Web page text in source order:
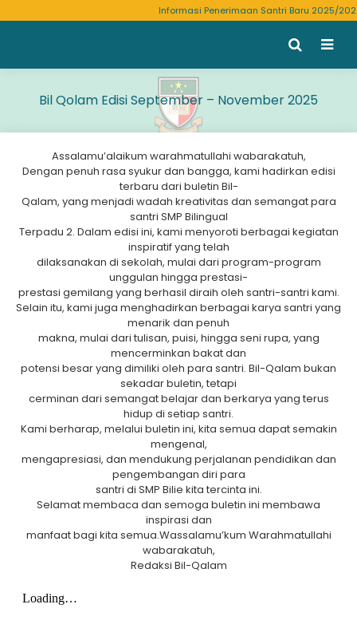
Informasi Penerimaan Santri Baru 2025/
Bil Qolam Edisi September – November 2025
Assalamu’alaikum warahmatullahi wabarakatuh,
Dengan penuh rasa syukur dan bangga, kami hadirkan edisi
terbaru dari buletin Bil-
Qalam, yang menjadi wadah kreativitas dan semangat para
santri SMP Bilingual
Terpadu 2. Dalam edisi ini, kami menyoroti berbagai kegiatan
inspiratif yang telah
dilaksanakan di sekolah, mulai dari program-program
unggulan hingga prestasi-
prestasi gemilang yang berhasil diraih oleh santri-santri kami.
Selain itu, kami juga menghadirkan berbagai karya santri yang
menarik dan penuh
makna, mulai dari tulisan, puisi, hingga seni rupa, yang
mencerminkan bakat dan
potensi besar yang dimiliki oleh para santri. Bil-Qalam bukan
sekadar buletin, tetapi
cerminan dari semangat belajar dan berkarya yang terus
hidup di setiap santri.
Kami berharap, melalui buletin ini, kita semua dapat semakin
mengenal,
mengapresiasi, dan mendukung perjalanan pendidikan dan
pengembangan diri para
santri di SMP Bilie kita tercinta ini.
Selamat membaca dan semoga buletin ini membawa
inspirasi dan
manfaat bagi kita semua.Wassalamu’kum Warahmatullahi
wabarakatuh,
Redaksi Bil-Qalam